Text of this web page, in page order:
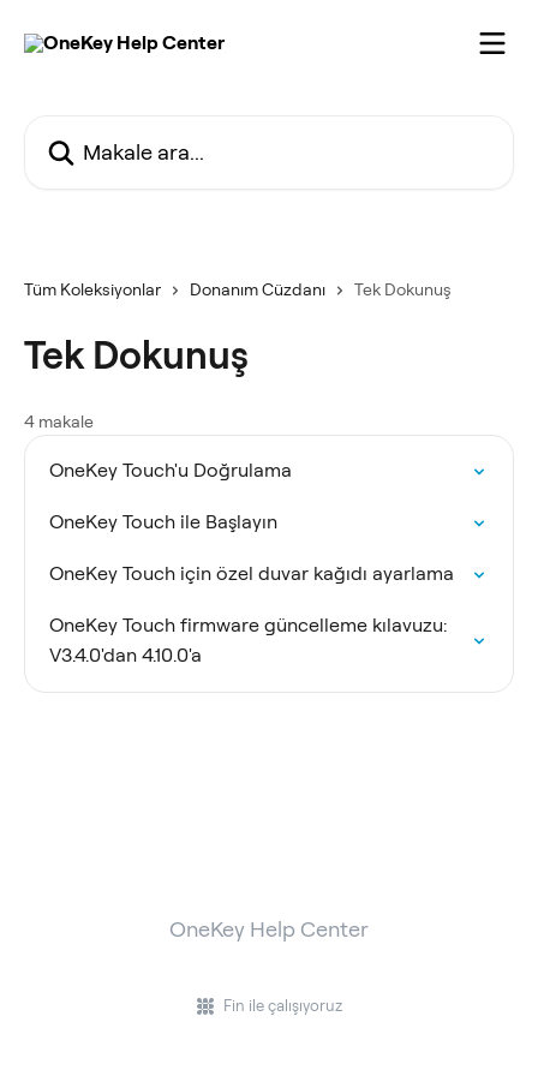
Tüm Koleksiyonlar Donanım Cüzdanı Tek Dokunuş
Tek Dokunuş
4 makale
OneKey Touch'u Doğrulama
OneKey Touch ile Başlayın
OneKey Touch için özel duvar kağıdı ayarlama
OneKey Touch firmware güncelleme kılavuzu:
V3.4.0'dan 4.10.0'a
OneKey Help Center
Fin ile çalışıyoruz